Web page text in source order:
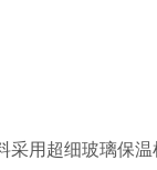
采用超细玻璃保温